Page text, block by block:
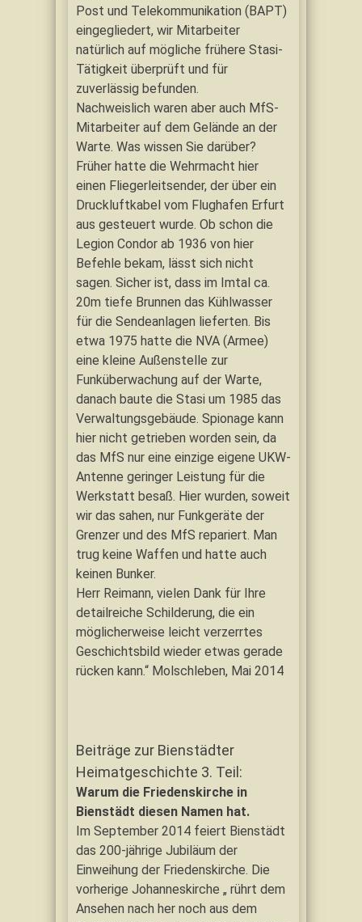
Post und Telekommunikation (BAPT)
eingegliedert, wir Mitarbeiter
natürlich auf mögliche frühere Stasi-
Tätigkeit überprüft und für
zuverlässig befunden.
Nachweislich waren aber auch MfS-
Mitarbeiter auf dem Gelände an der
Warte. Was wissen Sie darüber?
Früher hatte die Wehrmacht hier
einen Fliegerleitsender, der über ein
Druckluftkabel vom Flughafen Erfurt
aus gesteuert wurde. Ob schon die
Legion Condor ab 1936 von hier
Befehle bekam, lässt sich nicht
sagen. Sicher ist, dass im Imtal ca.
20m tiefe Brunnen das Kühlwasser
für die Sendeanlagen lieferten. Bis
etwa 1975 hatte die NVA (Armee)
eine kleine Außenstelle zur
Funküberwachung auf der Warte,
danach baute die Stasi um 1985 das
Verwaltungsgebäude. Spionage kann
hier nicht getrieben worden sein, da
das MfS nur eine einzige eigene UKW-
Antenne geringer Leistung für die
Werkstatt besaß. Hier wurden, soweit
wir das sahen, nur Funkgeräte der
Grenzer und des MfS repariert. Man
trug keine Waffen und hatte auch
keinen Bunker.
Herr Reimann, vielen Dank für Ihre
detailreiche Schilderung, die ein
möglicherweise leicht verzerrtes
Geschichtsbild wieder etwas gerade
rücken kann.“ Molschleben, Mai 2014
Beiträge zur Bienstädter
Heimatgeschichte 3. Teil:
Warum die Friedenskirche in
Bienstädt diesen Namen hat.
Im September 2014 feiert Bienstädt
das 200-jährige Jubiläum der
Einweihung der Friedenskirche. Die
vorherige Johanneskirche „ rührt dem
Ansehen nach her noch aus dem